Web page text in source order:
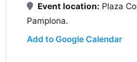
Event location: Plaza
Pamplona.
Add to Google Calendar